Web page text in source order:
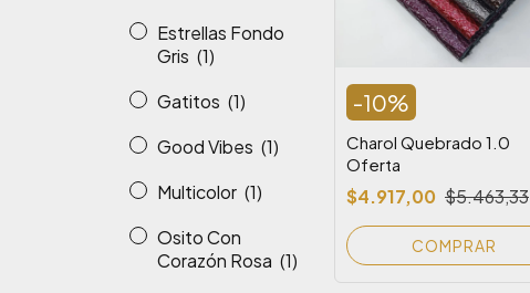
Estrellas Fondo
Gris (1)
Gatitos (1)
Good Vibes (1)
Multicolor (1)
Osito Con
Corazón Rosa (1)
-10%
Charol Quebrado 1.0
Oferta
$4.917,00 $5.463,33
COMPRAR